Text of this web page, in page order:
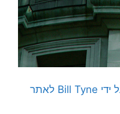
[תמונה חופשית שהועלתה על ידי Bill Tyne לאתר